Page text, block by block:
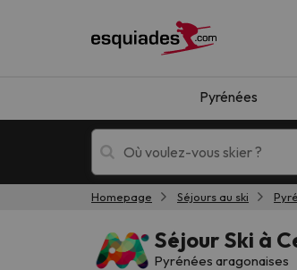
Pyrénées
Séjours au ski
Homepage Séjours au ski
Séjour Ski à
Pyrénées aragonaises